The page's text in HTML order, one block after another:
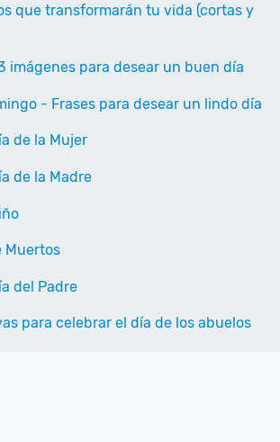
que transformarán tu vida (cortas y
imágenes para desear un buen día
- Frases para desear un lindo día
de la Mujer
de la Madre
Muertos
del Padre
para celebrar el día de los abuelos